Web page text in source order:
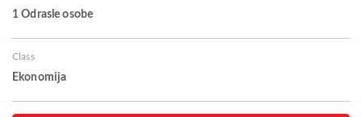
1 Odrasle osobe
Class
Ekonomija